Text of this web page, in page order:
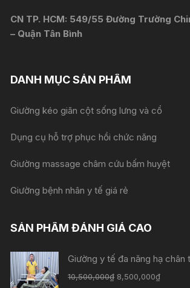
CN TP. HCM: 549/55 Đường Trường
– Quận Tân Bình
DANH MỤC SẢN PHẨM
Giường kéo giãn cột sống lưng và cổ
Dụng cụ hỗ trợ phục hồi chức năng
Giường massage châm cứu bấm huyệt
Giường bệnh nhân y tế giá rẻ
SẢN PHẨM ĐÁNH GIÁ CAO
Giường y tế đa năng hạ chân
10,500,000₫ Giá
8,500,000₫Giá